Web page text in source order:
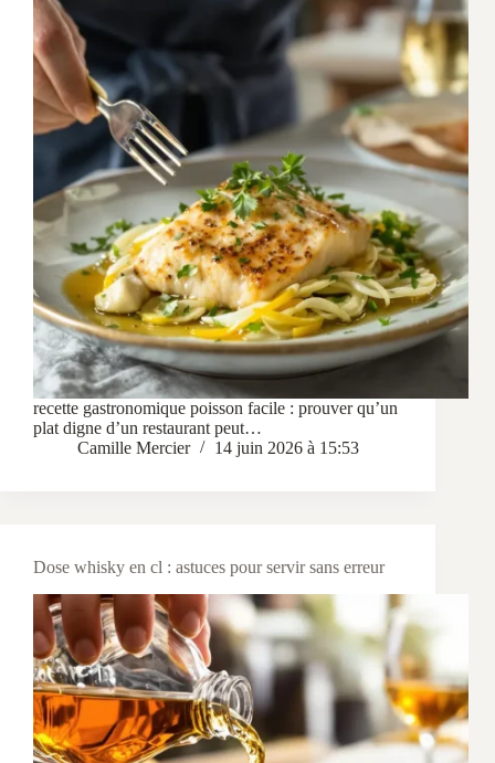
recette gastronomique poisson facile : prouver qu’un
plat digne d’un restaurant peut…
Camille Mercier
14 juin 2026 à 15:53
Dose whisky en cl : astuces pour servir sans erreur